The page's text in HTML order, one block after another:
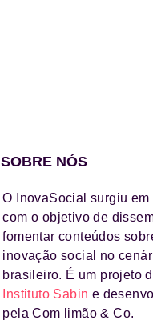
SOBRE NÓS
O InovaSocial surgiu em
com o objetivo de
fomentar conteúdos
inovação social no
brasileiro. É um projeto
Instituto Sabin e
pela Com limão & Co.